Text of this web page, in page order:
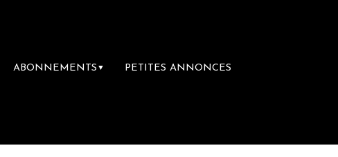
ABONNEMENTS ▼ PETITES ANNONCES